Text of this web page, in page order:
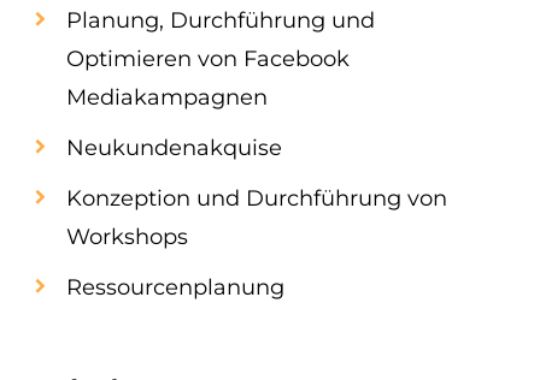
Planung, Durchführung und
Optimieren von Facebook
Mediakampagnen
Neukundenakquise
Konzeption und Durchführung von
Workshops
Ressourcenplanung